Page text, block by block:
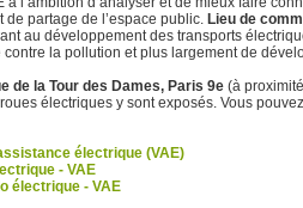
partage de l’espace public. Lieu de
au développement des transports
la pollution et plus largement de
de la Tour des Dames, Paris 9e (à
électriques y sont exposés. Vous
électrique (VAE)
- VAE
électrique - VAE